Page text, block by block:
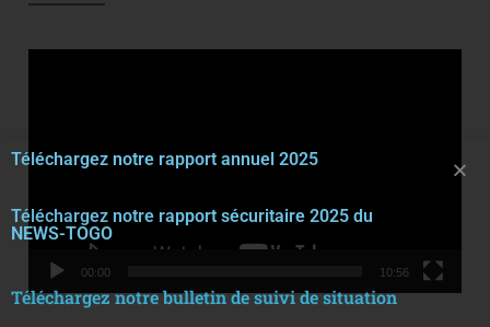
00:00 10:56
Téléchargez notre rapport annuel 2025
Téléchargez notre rapport sécuritaire 2025 du
NEWS-TOGO
Téléchargez notre bulletin de suivi de situation